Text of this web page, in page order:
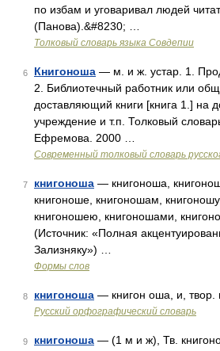
по избам и уговаривал людей
(Панова).&#8230; …
Толковый словарь языка Совдепии
6 Книгоноша — м. и ж. устар. 1.
2. Библиотечный работник или
доставляющий книги [книга 1.] на
учреждение и т.п. Толковый
Ефремова. 2000 …
Современный толковый словарь
7 книгоноша — книгоноша,
книгоноше, книгоношам,
книгоношею, книгоношами,
(Источник: «Полная
Зализняку») …
Формы слов
8 книгоноша — книгон оша, и, твор.
Русский орфографический словарь
9 книгоноша — (1 м и ж), Тв.